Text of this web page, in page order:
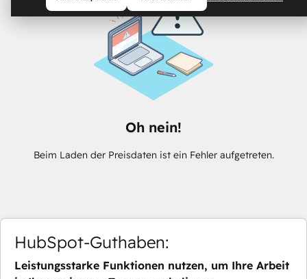
Oh nein!
Beim Laden der Preisdaten ist ein Fehler aufgetreten.
HubSpot-Guthaben:
Leistungsstarke Funktionen nutzen, um Ihre Arbeit